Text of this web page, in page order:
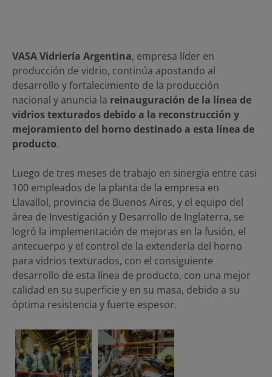
VASA Vidriería Argentina, empresa líder en
producción de vidrio, continúa apostando al
desarrollo y fortalecimiento de la producción
nacional y anuncia la reinauguración de la línea de
vidrios texturados debido a la reconstrucción y
mejoramiento del horno destinado a esta línea de
producto.
Luego de tres meses de trabajo en sinergia entre casi
100 empleados de la planta de la empresa en
Llavallol, provincia de Buenos Aires, y el equipo del
área de Investigación y Desarrollo de Inglaterra, se
logró la implementación de mejoras en la fusión, el
antecuerpo y el control de la extendería del horno
para vidrios texturados, con el consiguiente
desarrollo de esta línea de producto, con una mejor
calidad en su superficie y en su masa, debido a su
óptima resistencia y fuerte espesor.